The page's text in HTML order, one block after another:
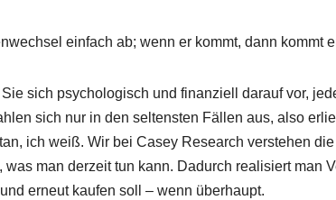
einfach ab; wenn er kommt, dann kommt
sich psychologisch und finanziell darauf vor,
sich nur in den seltensten Fällen aus, also
ich weiß. Wir bei Casey Research verstehen
man derzeit tun kann. Dadurch realisiert man
erneut kaufen soll – wenn überhaupt.